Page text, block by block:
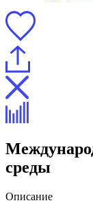
среды
Описание